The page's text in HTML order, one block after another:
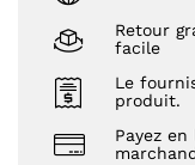
Retour
facile
Le
produit.
Payez